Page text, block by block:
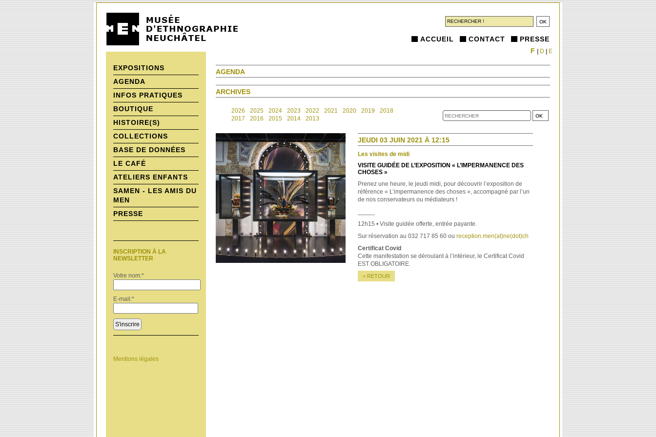
ACCUEIL CONTACT PRESSE
EXPOSITIONS
AGENDA
INFOS PRATIQUES
BOUTIQUE
HISTOIRE(S)
COLLECTIONS
BASE DE DONNÉES
LE CAFÉ
ATELIERS ENFANTS
SAMEN - LES AMIS DU
MEN
PRESSE
INSCRIPTION À LA
NEWSLETTER
Votre nom:*
E-mail:*
S'inscrire
Mentions légales
AGENDA
ARCHIVES
2026 2025 2024 2023 2022 2021 2020 2019
2018
2017
2016 2015 2014 2013
JEUDI 03 JUIN 2021 À 12:15
Les visites de midi
VISITE GUIDÉE DE L’EXPOSITION « L’IMPERMANENCE DES
CHOSES »
Prenez une heure, le jeudi midi, pour découvrir l’exposition de
référence « L’impermanence des choses », accompagné par l’un
de nos conservateurs ou médiateurs !
12h15 • Visite guidée offerte, entrée payante.
Sur réservation au 032 717 85 60 ou reception.men(at)ne(dot)ch
Certificat Covid
Cette manifestation se déroulant à l’intérieur, le Certificat Covid
EST OBLIGATOIRE.
< RETOUR
F D E